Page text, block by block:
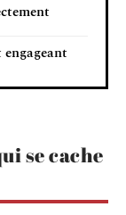
se cache